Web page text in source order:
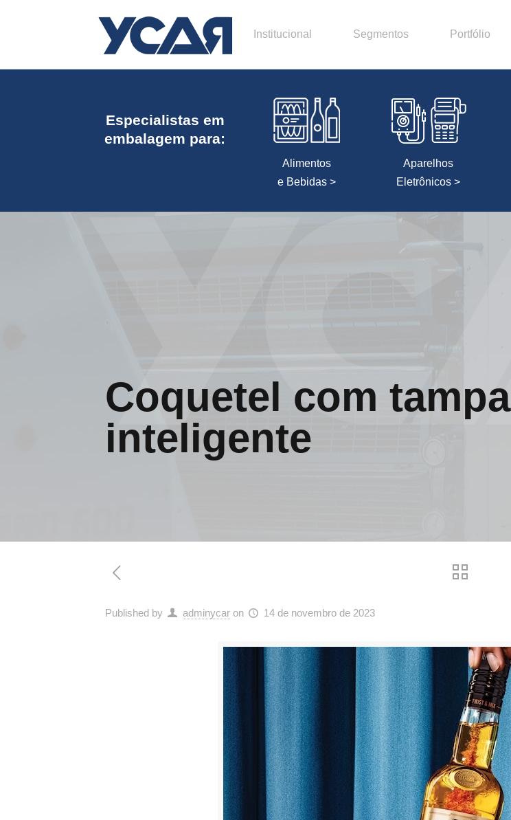
Institucional Segmentos Portfólio
Especialistas em
embalagem para:
Alimentos
e Bebidas >
Aparelhos
Eletrônicos >
Coquetel com tampa
inteligente
Published by adminycar on 14 de novembro de 2023